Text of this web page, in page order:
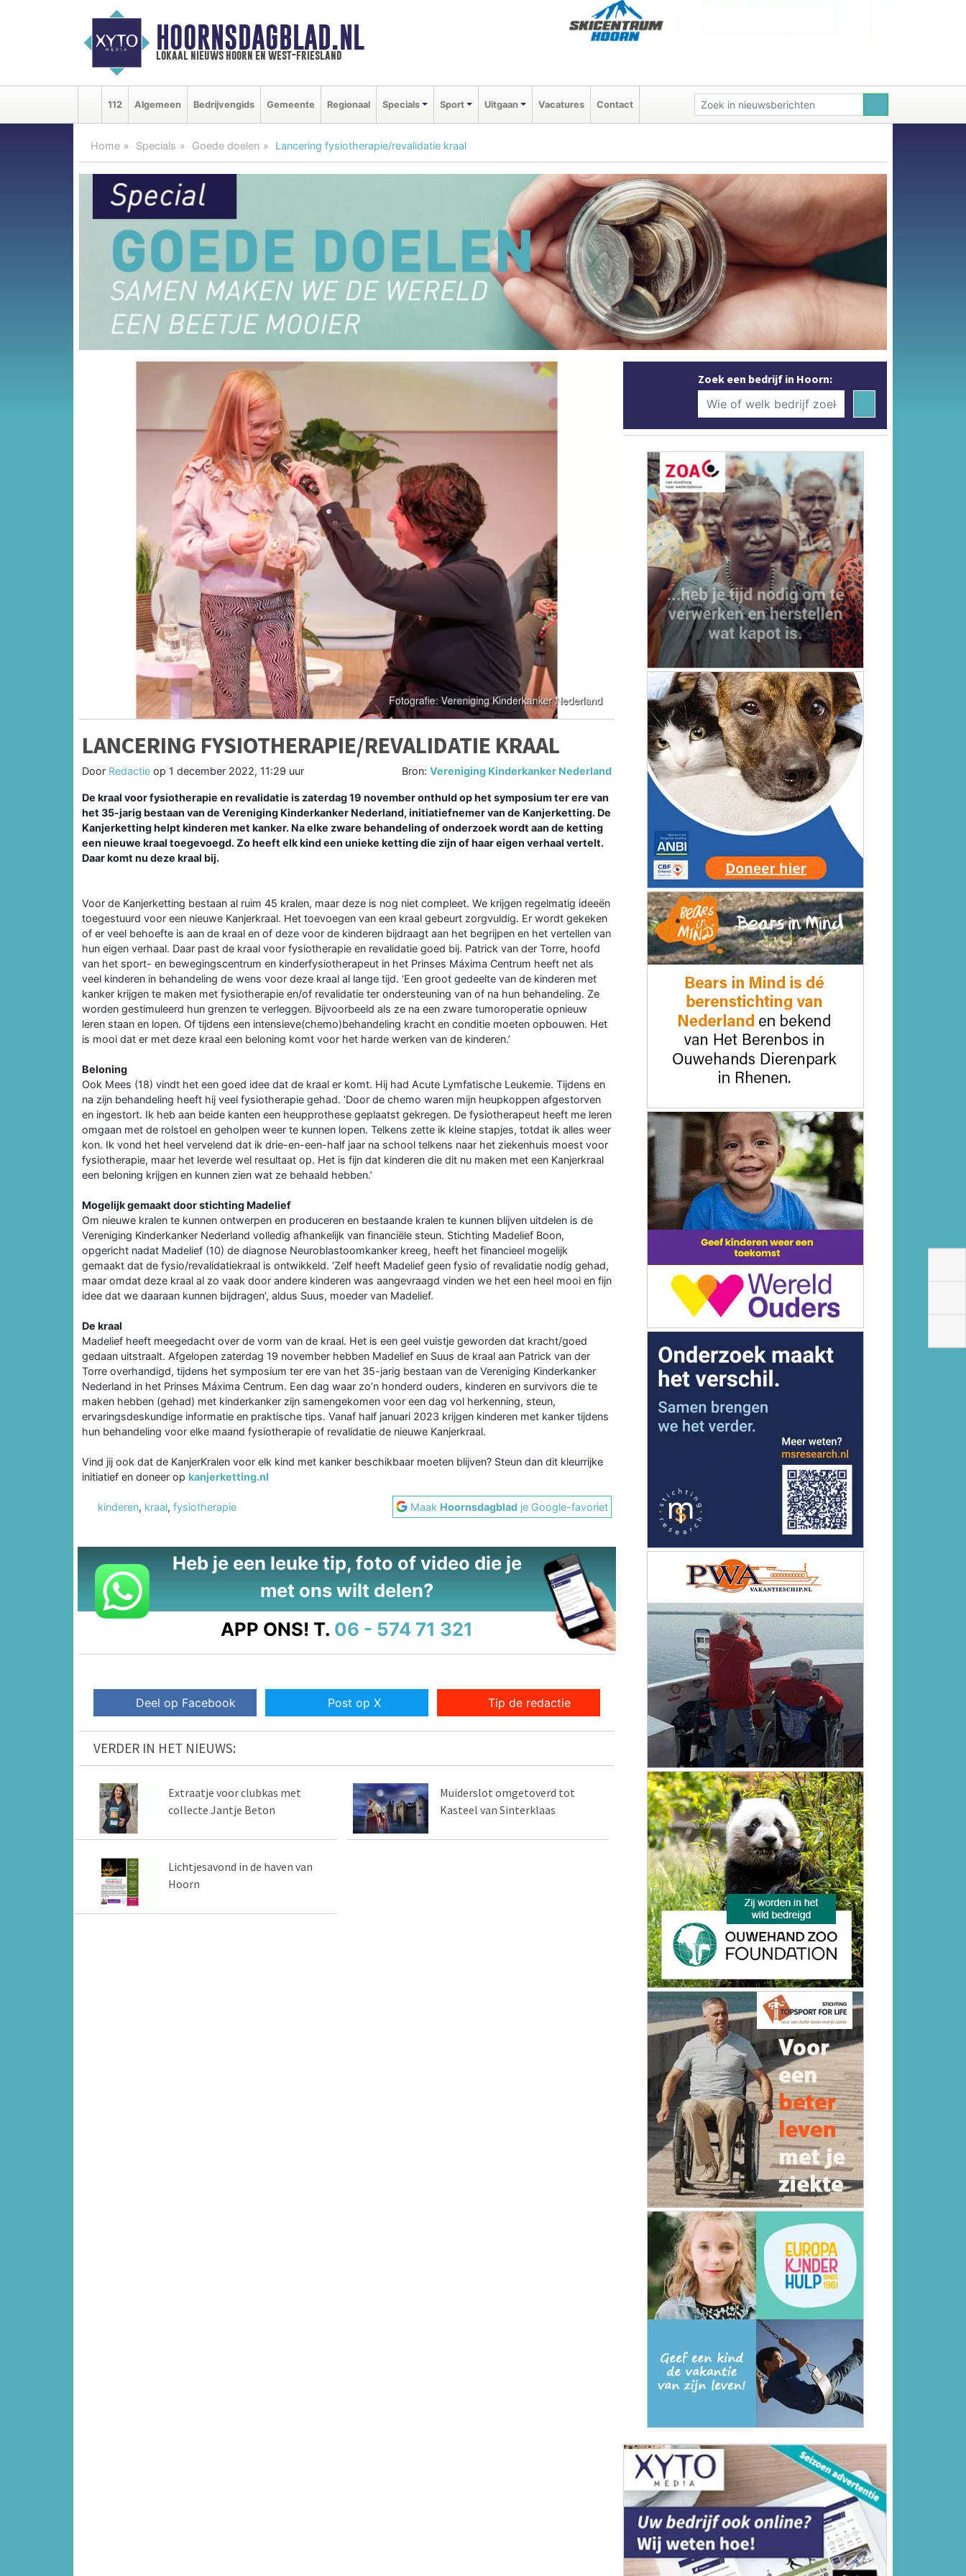
HOORNSDAGBLAD.NL
lokaal nieuws hoorn en west-friesland
112 Algemeen Bedrijvengids Gemeente Regionaal Specials Sport Uitgaan Vacatures Contact
Home Specials Goede doelen Lancering fysiotherapie/revalidatie kraal
LANCERING FYSIOTHERAPIE/REVALIDATIE KRAAL
Door Redactie op 1 december 2022, 11:29 uur Bron:Vereniging Kinderkanker Nederland
De kraal voor fysiotherapie en revalidatie is zaterdag 19 november onthuld op het symposium ter ere van
het 35-jarig bestaan van de Vereniging Kinderkanker Nederland, initiatiefnemer van de Kanjerketting. De
Kanjerketting helpt kinderen met kanker. Na elke zware behandeling of onderzoek wordt aan de ketting
een nieuwe kraal toegevoegd. Zo heeft elk kind een unieke ketting die zijn of haar eigen verhaal vertelt.
Daar komt nu deze kraal bij.
Voor de Kanjerketting bestaan al ruim 45 kralen, maar deze is nog niet compleet. We krijgen regelmatig ideeën
toegestuurd voor een nieuwe Kanjerkraal. Het toevoegen van een kraal gebeurt zorgvuldig. Er wordt gekeken
of er veel behoefte is aan de kraal en of deze voor de kinderen bijdraagt aan het begrijpen en het vertellen van
hun eigen verhaal. Daar past de kraal voor fysiotherapie en revalidatie goed bij. Patrick van der Torre, hoofd
van het sport- en bewegingscentrum en kinderfysiotherapeut in het Prinses Máxima Centrum heeft net als
veel kinderen in behandeling de wens voor deze kraal al lange tijd. ‘Een groot gedeelte van de kinderen met
kanker krijgen te maken met fysiotherapie en/of revalidatie ter ondersteuning van of na hun behandeling. Ze
worden gestimuleerd hun grenzen te verleggen. Bijvoorbeeld als ze na een zware tumoroperatie opnieuw
leren staan en lopen. Of tijdens een intensieve(chemo)behandeling kracht en conditie moeten opbouwen. Het
is mooi dat er met deze kraal een beloning komt voor het harde werken van de kinderen.’
Beloning
Ook Mees (18) vindt het een goed idee dat de kraal er komt. Hij had Acute Lymfatische Leukemie. Tijdens en
na zijn behandeling heeft hij veel fysiotherapie gehad. ‘Door de chemo waren mijn heupkoppen afgestorven
en ingestort. Ik heb aan beide kanten een heupprothese geplaatst gekregen. De fysiotherapeut heeft me leren
omgaan met de rolstoel en geholpen weer te kunnen lopen. Telkens zette ik kleine stapjes, totdat ik alles weer
kon. Ik vond het heel vervelend dat ik drie-en-een-half jaar na school telkens naar het ziekenhuis moest voor
fysiotherapie, maar het leverde wel resultaat op. Het is fijn dat kinderen die dit nu maken met een Kanjerkraal
een beloning krijgen en kunnen zien wat ze behaald hebben.’
Mogelijk gemaakt door stichting Madelief
Om nieuwe kralen te kunnen ontwerpen en produceren en bestaande kralen te kunnen blijven uitdelen is de
Vereniging Kinderkanker Nederland volledig afhankelijk van financiële steun. Stichting Madelief Boon,
opgericht nadat Madelief (10) de diagnose Neuroblastoomkanker kreeg, heeft het financieel mogelijk
gemaakt dat de fysio/revalidatiekraal is ontwikkeld. ‘Zelf heeft Madelief geen fysio of revalidatie nodig gehad,
maar omdat deze kraal al zo vaak door andere kinderen was aangevraagd vinden we het een heel mooi en fijn
idee dat we daaraan kunnen bijdragen’, aldus Suus, moeder van Madelief.
De kraal
Madelief heeft meegedacht over de vorm van de kraal. Het is een geel vuistje geworden dat kracht/goed
gedaan uitstraalt. Afgelopen zaterdag 19 november hebben Madelief en Suus de kraal aan Patrick van der
Torre overhandigd, tijdens het symposium ter ere van het 35-jarig bestaan van de Vereniging Kinderkanker
Nederland in het Prinses Máxima Centrum. Een dag waar zo’n honderd ouders, kinderen en survivors die te
maken hebben (gehad) met kinderkanker zijn samengekomen voor een dag vol herkenning, steun,
ervaringsdeskundige informatie en praktische tips. Vanaf half januari 2023 krijgen kinderen met kanker tijdens
hun behandeling voor elke maand fysiotherapie of revalidatie de nieuwe Kanjerkraal.
Vind jij ook dat de KanjerKralen voor elk kind met kanker beschikbaar moeten blijven? Steun dan dit kleurrijke
initiatief en doneer op kanjerketting.nl
kinderen, kraal, fysiotherapie Maak Hoornsdagblad je Google-favoriet
Heb je een leuke tip, foto of video die je
met ons wilt delen?
APP ONS! T. 06 - 574 71 321
Deel op Facebook Post op X Tip de redactie
VERDER IN HET NIEUWS:
Extraatje voor clubkas met
collecte Jantje Beton
Muiderslot omgetoverd tot
Kasteel van Sinterklaas
Lichtjesavond in de haven van
Hoorn
Zoek een bedrijf in Hoorn: